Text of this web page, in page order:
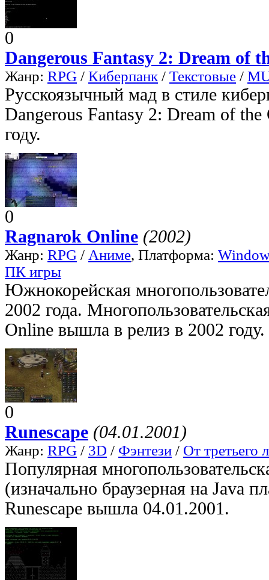
0
Dangerous Fantasy 2: Dream of
Жанр: RPG / Киберпанк / Текстовые /
Русскоязычный мад в стиле
Dangerous Fantasy 2: Dream of the
году.
0
Ragnarok Online (2002)
Жанр: RPG / Аниме, Платформа:
ПК игры
Южнокорейская
2002 года.
Online вышла в релиз в 2002 году.
0
Runescape (04.01.2001)
Жанр: RPG / 3D / Фэнтези / От третьего
Популярная
(изначально браузерная на Java
Runescape вышла 04.01.2001.